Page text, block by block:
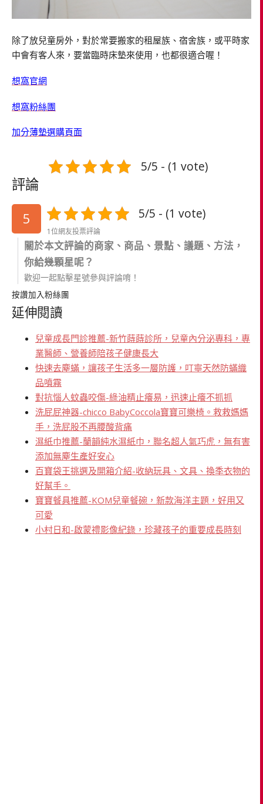
除了放兒童房外，對於常要搬家的租屋族、宿舍族，或平時家
中會有客人來，要當臨時床墊來使用，也都很適合喔！
想窩官網
想窩粉絲團
加分薄墊選購頁面
5/5 - (1 vote)
評論
5
5/5 - (1 vote)
1位網友投票評論
關於本文評論的商家、商品、景點、議題、方法，
你給幾顆星呢？
歡迎一起點擊星號參與評論唷！
按讚加入粉絲團
延伸閱讀
兒童成長門診推薦-新竹蒔蒔診所，兒童內分泌專科，專
業醫師、營養師陪孩子健康長大
快速去塵蟎，讓孩子生活多一層防護，叮寧天然防蟎織
品噴霧
對抗惱人蚊蟲咬傷-綠油精止癢易，迅速止癢不抓抓
洗屁屁神器-chicco BabyCoccola寶寶可樂椅。救救媽媽
手，洗屁股不再腰酸背痛
濕紙巾推薦-蘭韻純水濕紙巾，聯名超人氣巧虎，無有害
添加無塵生產好安心
百寶袋王挑選及開箱介紹-收納玩具、文具、換季衣物的
好幫手。
寶寶餐具推薦-KOM兒童餐碗，新款海洋主題，好用又
可愛
小村日和-啟蒙禮影像紀錄，珍藏孩子的重要成長時刻